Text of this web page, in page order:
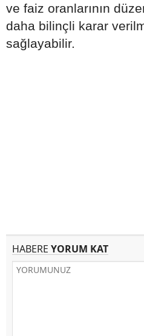
ve faiz oranlarının
daha bilinçli karar
sağlayabilir.
HABERE YORUM KAT